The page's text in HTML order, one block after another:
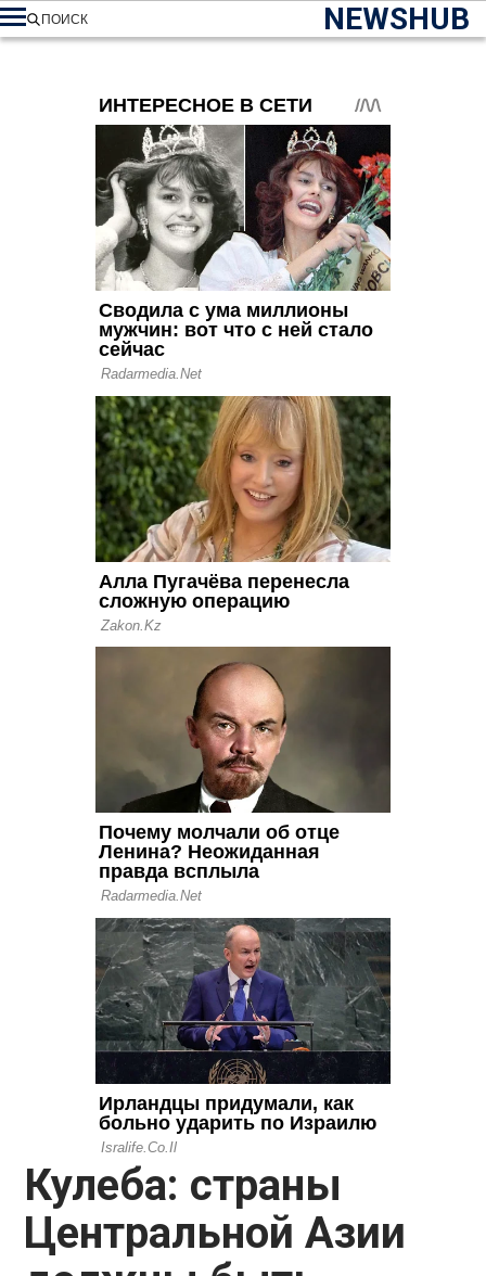
NEWSHUB
ПОИСК
Кулеба: страны
Центральной Азии